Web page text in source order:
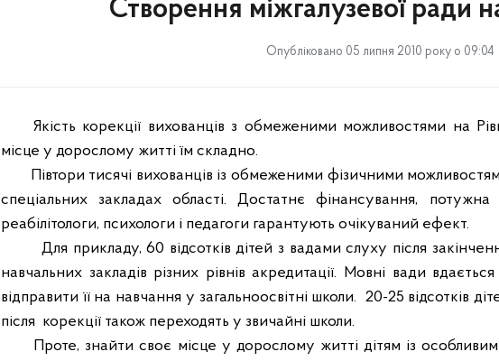
Створення міжгалузевої ради
Опубліковано 05 липня 2010 року о 09:04
Якість корекції вихованців з обмеженими можливостями на
місце у дорослому житті їм складно.
Півтори тисячі вихованців із обмеженими фізичними
спеціальних закладах області. Достатнє фінансування, потужна
реабілітологи, психологи і педагоги гарантують очікуваний ефект.
Для прикладу, 60 відсотків дітей з вадами слуху після
навчальних закладів різних рівнів акредитації. Мовні вади
відправити її на навчання у загальноосвітні школи. 20-25 відсотків
після корекції також переходять у звичайні школи.
Проте, знайти своє місце у дорослому житті дітям із